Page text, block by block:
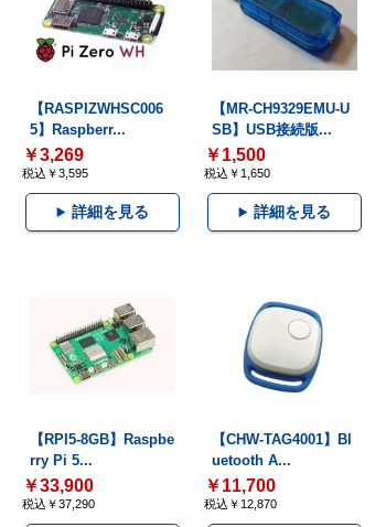
【RASPIZWHSC006
5】Raspberr...
￥3,269
税込￥3,595
詳細を見る
【MR-CH9329EMU-U
SB】USB接続版...
￥1,500
税込￥1,650
詳細を見る
【RPI5-8GB】Raspbe
rry Pi 5...
￥33,900
税込￥37,290
【CHW-TAG4001】Bl
uetooth A...
￥11,700
税込￥12,870